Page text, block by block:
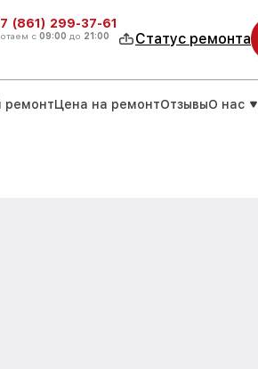
(861) 299-37-61
с 09:00 до 21:00 Статус ремонта
ремонтЦена на ремонтОтзывыО нас